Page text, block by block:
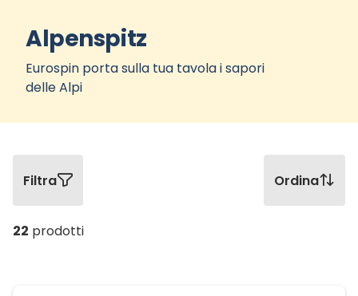
Alpenspitz
Eurospin porta sulla tua tavola i sapori
delle Alpi
Filtra Ordina
22 prodotti